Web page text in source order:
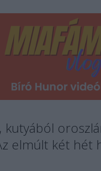
kutyából
elmúlt két hét